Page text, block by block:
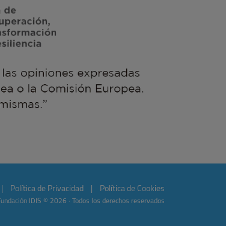
Política de Privacidad Política de Cookies
IDIS © 2026 · Todos los derechos reservados